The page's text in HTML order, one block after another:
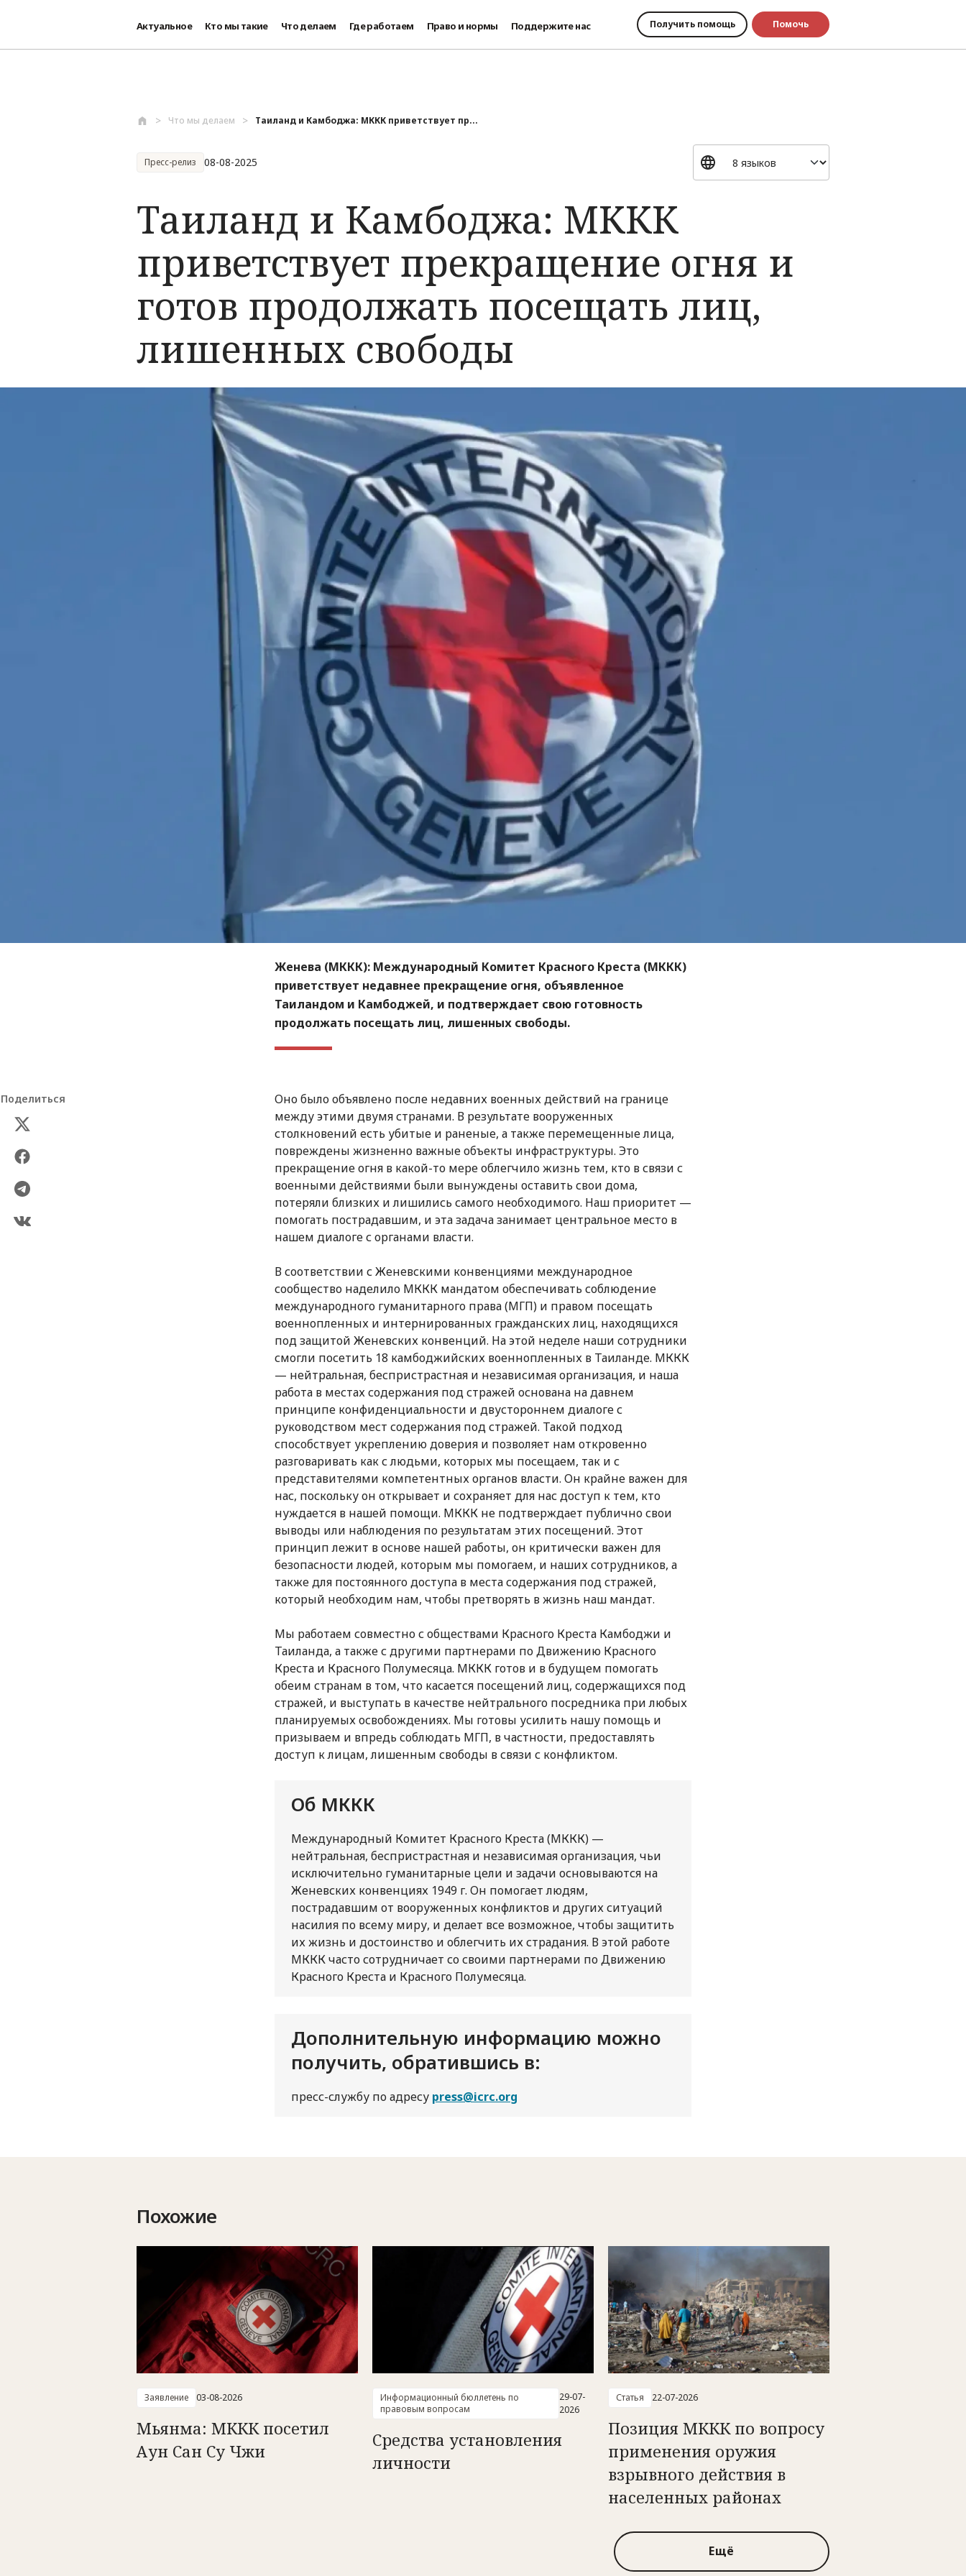
Актуальное Кто мы такие Что делаем Где работаем Право и нормы Поддержите нас Получить помощь Помочь
Что мы делаем Таиланд и Камбоджа: МККК приветствует пр...
Пресс-релиз 08-08-2025
Таиланд и Камбоджа: МККК
приветствует прекращение огня и
готов продолжать посещать лиц,
лишенных свободы
Женева (МККК): Международный Комитет Красного Креста (МККК)
приветствует недавнее прекращение огня, объявленное
Таиландом и Камбоджей, и подтверждает свою готовность
продолжать посещать лиц, лишенных свободы.
Поделиться
Оно было объявлено после недавних военных действий на границе
между этими двумя странами. В результате вооруженных
столкновений есть убитые и раненые, а также перемещенные лица,
повреждены жизненно важные объекты инфраструктуры. Это
прекращение огня в какой-то мере облегчило жизнь тем, кто в связи с
военными действиями были вынуждены оставить свои дома,
потеряли близких и лишились самого необходимого. Наш приоритет —
помогать пострадавшим, и эта задача занимает центральное место в
нашем диалоге с органами власти.
В соответствии с Женевскими конвенциями международное
сообщество наделило МККК мандатом обеспечивать соблюдение
международного гуманитарного права (МГП) и правом посещать
военнопленных и интернированных гражданских лиц, находящихся
под защитой Женевских конвенций. На этой неделе наши сотрудники
смогли посетить 18 камбоджийских военнопленных в Таиланде. МККК
— нейтральная, беспристрастная и независимая организация, и наша
работа в местах содержания под стражей основана на давнем
принципе конфиденциальности и двустороннем диалоге с
руководством мест содержания под стражей. Такой подход
способствует укреплению доверия и позволяет нам откровенно
разговаривать как с людьми, которых мы посещаем, так и с
представителями компетентных органов власти. Он крайне важен для
нас, поскольку он открывает и сохраняет для нас доступ к тем, кто
нуждается в нашей помощи. МККК не подтверждает публично свои
выводы или наблюдения по результатам этих посещений. Этот
принцип лежит в основе нашей работы, он критически важен для
безопасности людей, которым мы помогаем, и наших сотрудников, а
также для постоянного доступа в места содержания под стражей,
который необходим нам, чтобы претворять в жизнь наш мандат.
Мы работаем совместно с обществами Красного Креста Камбоджи и
Таиланда, а также с другими партнерами по Движению Красного
Креста и Красного Полумесяца. МККК готов и в будущем помогать
обеим странам в том, что касается посещений лиц, содержащихся под
стражей, и выступать в качестве нейтрального посредника при любых
планируемых освобождениях. Мы готовы усилить нашу помощь и
призываем и впредь соблюдать МГП, в частности, предоставлять
доступ к лицам, лишенным свободы в связи с конфликтом.
Об МККК
Международный Комитет Красного Креста (МККК) —
нейтральная, беспристрастная и независимая организация, чьи
исключительно гуманитарные цели и задачи основываются на
Женевских конвенциях 1949 г. Он помогает людям,
пострадавшим от вооруженных конфликтов и других ситуаций
насилия по всему миру, и делает все возможное, чтобы защитить
их жизнь и достоинство и облегчить их страдания. В этой работе
МККК часто сотрудничает со своими партнерами по Движению
Красного Креста и Красного Полумесяца.
Дополнительную информацию можно
получить, обратившись в:
пресс-службу по адресу press@icrc.org
Похожие
Заявление 03-08-2026
Мьянма: МККК посетил
Аун Сан Су Чжи
Информационный бюллетень по
правовым вопросам
29-07-
2026
Средства установления
личности
Статья 22-07-2026
Позиция МККК по вопросу
применения оружия
взрывного действия в
населенных районах
Ещё